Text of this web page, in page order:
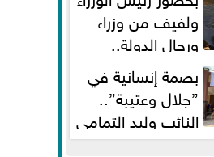
ولفيف من وزراء
ورجال الدولة..
ومحمد...
بصمة إنسانية في
”جلال وعتيبة”..
النائب وليد التمامي
شيحة يداويان...